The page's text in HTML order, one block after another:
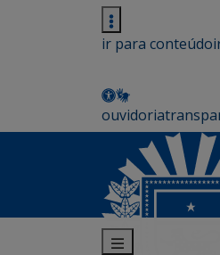
ir para conteúdo
ouvidoria